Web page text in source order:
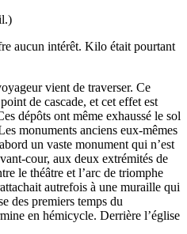
aucun intérêt. Kilo était pourtant
vient de traverser. Ce
de cascade, et cet effet est
dépôts ont même exhaussé le sol
monuments anciens eux-mêmes
un vaste monument qui n’est
cour, aux deux extrémités de
le théâtre et l’arc de triomphe
autrefois à une muraille qui
des premiers temps du
en hémicycle. Derrière l’église